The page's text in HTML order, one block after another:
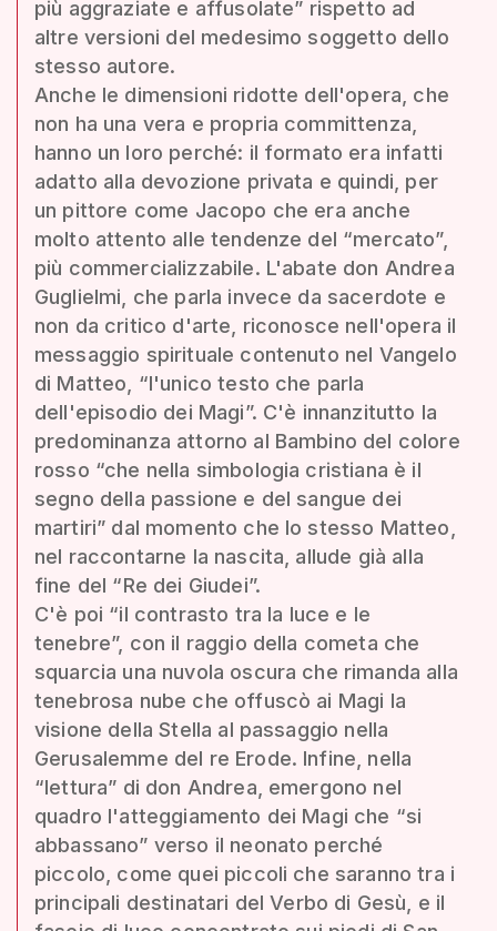
più aggraziate e affusolate” rispetto ad
altre versioni del medesimo soggetto dello
stesso autore.
Anche le dimensioni ridotte dell'opera, che
non ha una vera e propria committenza,
hanno un loro perché: il formato era infatti
adatto alla devozione privata e quindi, per
un pittore come Jacopo che era anche
molto attento alle tendenze del “mercato”,
più commercializzabile. L'abate don Andrea
Guglielmi, che parla invece da sacerdote e
non da critico d'arte, riconosce nell'opera il
messaggio spirituale contenuto nel Vangelo
di Matteo, “l'unico testo che parla
dell'episodio dei Magi”. C'è innanzitutto la
predominanza attorno al Bambino del colore
rosso “che nella simbologia cristiana è il
segno della passione e del sangue dei
martiri” dal momento che lo stesso Matteo,
nel raccontarne la nascita, allude già alla
fine del “Re dei Giudei”.
C'è poi “il contrasto tra la luce e le
tenebre”, con il raggio della cometa che
squarcia una nuvola oscura che rimanda alla
tenebrosa nube che offuscò ai Magi la
visione della Stella al passaggio nella
Gerusalemme del re Erode. Infine, nella
“lettura” di don Andrea, emergono nel
quadro l'atteggiamento dei Magi che “si
abbassano” verso il neonato perché
piccolo, come quei piccoli che saranno tra i
principali destinatari del Verbo di Gesù, e il